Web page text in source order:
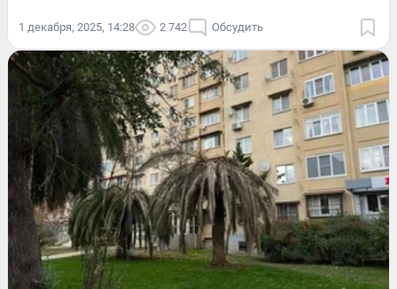
1 декабря, 2025, 14:28 2 742 Обсудить